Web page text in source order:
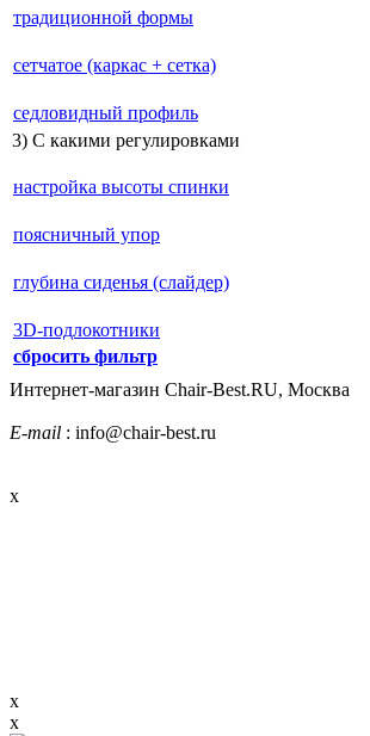
традиционной формы
сетчатое (каркас + сетка)
седловидный профиль
3) С какими регулировками
настройка высоты спинки
поясничный упор
глубина сиденья (слайдер)
3D-подлокотники
сбросить фильтр
Интернет-магазин Chair-Best.RU, Москва
E-mail : info@chair-best.ru
x
x
x